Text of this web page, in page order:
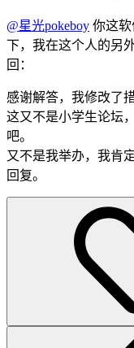
@星光pokeboy 你这
下，我在这个人的另
回：
感谢解答，我修改了
这又不是小学生论坛
吧。
又不是我举办，我肯
回复。